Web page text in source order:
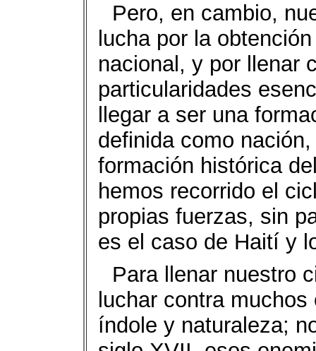
Pero, en cambio,
lucha por la
nacional, y por llenar
particularidades
llegar a ser una
definida como
formación histórica
hemos recorrido el
propias fuerzas, sin
es el caso de Haití y
Para llenar nuestro
luchar contra
índole y naturaleza;